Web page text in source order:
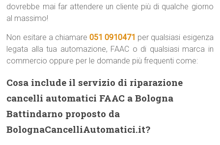
dovrebbe mai far attendere un cliente più di qualche giorno
al massimo!
Non esitare a chiamare 051 0910471 per qualsiasi esigenza
legata alla tua automazione, FAAC o di qualsiasi marca in
commercio oppure per le domande più frequenti come:
Cosa include il servizio di riparazione
cancelli automatici FAAC a Bologna
Battindarno proposto da
BolognaCancelliAutomatici.it?